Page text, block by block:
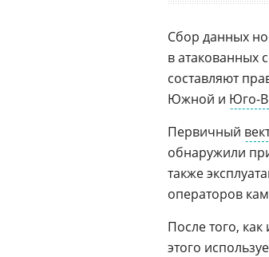
Сбор данных
в атакованных
составляют
Южной и Юго-
Первичный
обнаружили
также
операторов
После того,
этого